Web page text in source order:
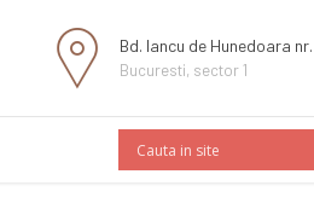
Bd. Iancu de Hunedoara
Bucuresti, sector 1